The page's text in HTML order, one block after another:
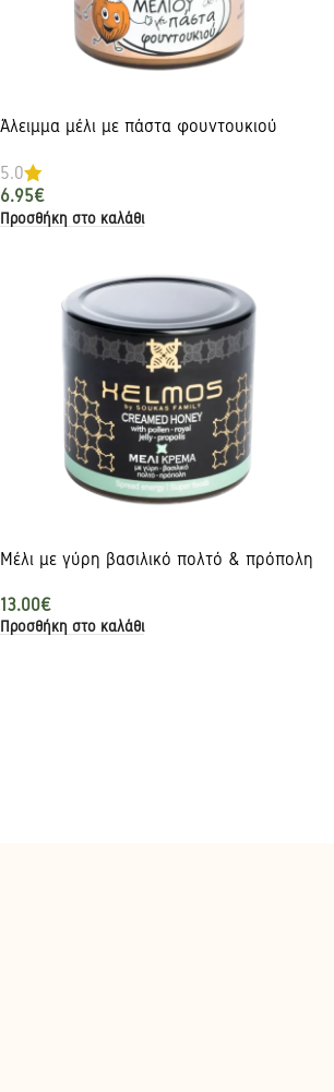
Άλειμμα μέλι με πάστα φουντουκιού
5.0
6.95€
Προσθήκη στο καλάθι
Μέλι με γύρη βασιλικό πολτό & πρόπολη
13.00€
Προσθήκη στο καλάθι